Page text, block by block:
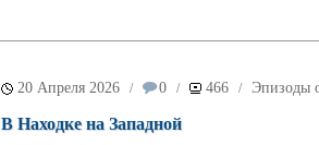
20 Апреля 2026 / 0 / 466 / Эпизоды
В Находке на Западной